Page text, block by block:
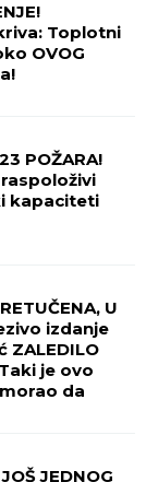
Toplotni
OVOG
POŽARA!
kapaciteti
U
izdanje
ZALEDILO
je ovo
morao da
JEDNOG